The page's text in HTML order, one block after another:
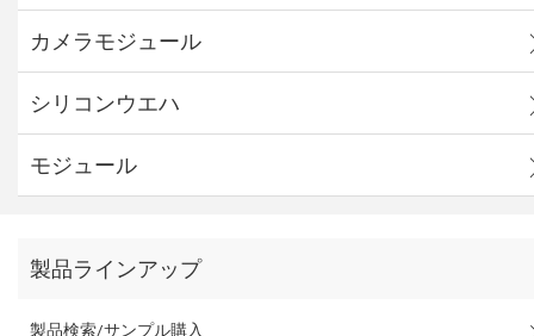
カメラモジュール
シリコンウエハ
モジュール
製品ラインアップ
製品検索/サンプル購入